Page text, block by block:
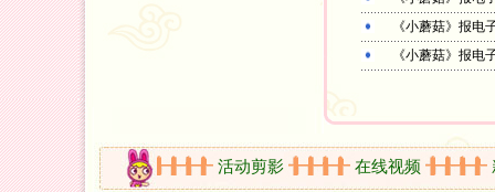
《小蘑菇》报电
《小蘑菇》报电
开放时间 活动剪影 在线视频 新